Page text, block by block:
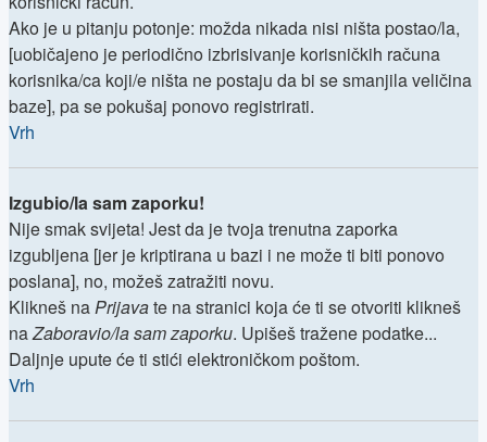
Ako je u pitanju potonje: možda nikada nisi ništa postao/la,
[uobičajeno je periodično izbrisivanje korisničkih računa
korisnika/ca koji/e ništa ne postaju da bi se smanjila veličina
baze], pa se pokušaj ponovo registrirati.
Vrh
Izgubio/la sam zaporku!
Nije smak svijeta! Jest da je tvoja trenutna zaporka
izgubljena [jer je kriptirana u bazi i ne može ti biti ponovo
poslana], no, možeš zatražiti novu.
Klikneš naPrijavate na stranici koja će ti se otvoriti klikneš
naZaboravio/la sam zaporku. Upišeš tražene podatke...
Daljnje upute će ti stići elektroničkom poštom.
Vrh